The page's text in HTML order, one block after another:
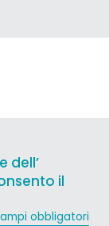
dell’
il
obbligatori